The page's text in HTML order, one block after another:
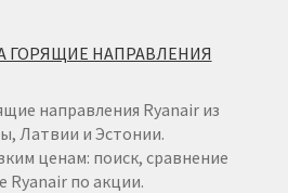
ГОРЯЩИЕ НАПРАВЛЕНИЯ
направления Ryanair из
Латвии и Эстонии.
ценам: поиск, сравнение
Ryanair по акции.